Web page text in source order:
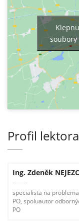
soubory
Profil lektora
Ing. Zdeněk
specialista na
PO, spoluautor
PO